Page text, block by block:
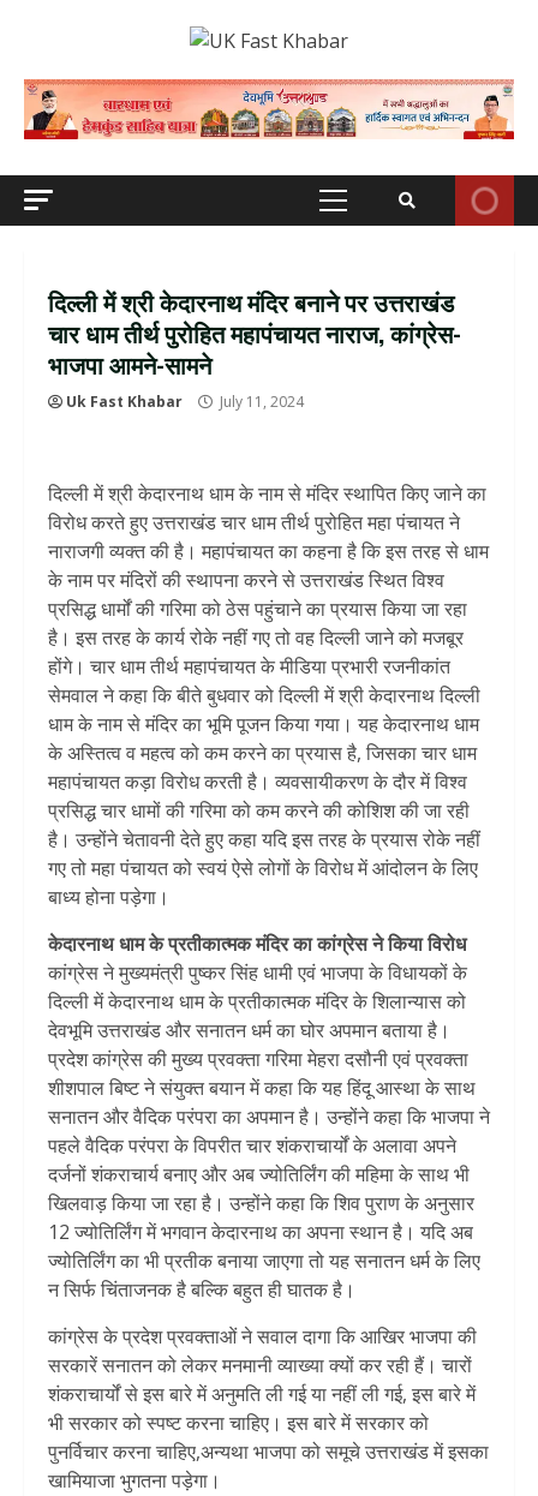
Primary
दिल्ली में श्री केदारनाथ मंदिर बनाने पर उत्तराखंड
चार धाम तीर्थ पुरोहित महापंचायत नाराज, कांग्रेस-
भाजपा आमने-सामने
Uk Fast Khabar July 11, 2024
दिल्ली में श्री केदारनाथ धाम के नाम से मंदिर स्थापित किए जाने का
विरोध करते हुए उत्तराखंड चार धाम तीर्थ पुरोहित महा पंचायत ने
नाराजगी व्यक्त की है। महापंचायत का कहना है कि इस तरह से धाम
के नाम पर मंदिरों की स्थापना करने से उत्तराखंड स्थित विश्व
प्रसिद्ध धार्मों की गरिमा को ठेस पहुंचाने का प्रयास किया जा रहा
है। इस तरह के कार्य रोके नहीं गए तो वह दिल्ली जाने को मजबूर
होंगे। चार धाम तीर्थ महापंचायत के मीडिया प्रभारी रजनीकांत
सेमवाल ने कहा कि बीते बुधवार को दिल्ली में श्री केदारनाथ दिल्ली
धाम के नाम से मंदिर का भूमि पूजन किया गया। यह केदारनाथ धाम
के अस्तित्व व महत्व को कम करने का प्रयास है, जिसका चार धाम
महापंचायत कड़ा विरोध करती है। व्यवसायीकरण के दौर में विश्व
प्रसिद्ध चार धामों की गरिमा को कम करने की कोशिश की जा रही
है। उन्होंने चेतावनी देते हुए कहा यदि इस तरह के प्रयास रोके नहीं
गए तो महा पंचायत को स्वयं ऐसे लोगों के विरोध में आंदोलन के लिए
बाध्य होना पड़ेगा।
केदारनाथ धाम के प्रतीकात्मक मंदिर का कांग्रेस ने किया विरोध
कांग्रेस ने मुख्यमंत्री पुष्कर सिंह धामी एवं भाजपा के विधायकों के
दिल्ली में केदारनाथ धाम के प्रतीकात्मक मंदिर के शिलान्यास को
देवभूमि उत्तराखंड और सनातन धर्म का घोर अपमान बताया है।
प्रदेश कांग्रेस की मुख्य प्रवक्ता गरिमा मेहरा दसौनी एवं प्रवक्ता
शीशपाल बिष्ट ने संयुक्त बयान में कहा कि यह हिंदू आस्था के साथ
सनातन और वैदिक परंपरा का अपमान है। उन्होंने कहा कि भाजपा ने
पहले वैदिक परंपरा के विपरीत चार शंकराचार्यों के अलावा अपने
दर्जनों शंकराचार्य बनाए और अब ज्योतिर्लिंग की महिमा के साथ भी
खिलवाड़ किया जा रहा है। उन्होंने कहा कि शिव पुराण के अनुसार
12 ज्योतिर्लिंग में भगवान केदारनाथ का अपना स्थान है। यदि अब
ज्योतिर्लिंग का भी प्रतीक बनाया जाएगा तो यह सनातन धर्म के लिए
न सिर्फ चिंताजनक है बल्कि बहुत ही घातक है।
कांग्रेस के प्रदेश प्रवक्ताओं ने सवाल दागा कि आखिर भाजपा की
सरकारें सनातन को लेकर मनमानी व्याख्या क्यों कर रही हैं। चारों
शंकराचार्यों से इस बारे में अनुमति ली गई या नहीं ली गई, इस बारे में
भी सरकार को स्पष्ट करना चाहिए। इस बारे में सरकार को
पुनर्विचार करना चाहिए,अन्यथा भाजपा को समूचे उत्तराखंड में इसका
खामियाजा भुगतना पड़ेगा।